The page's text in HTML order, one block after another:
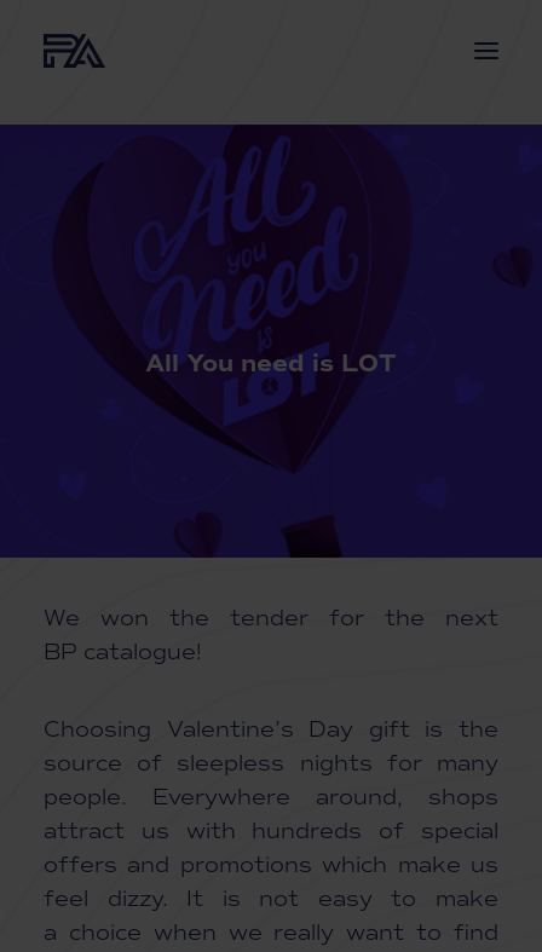
SERVICES
PROJECTS
NEWS
CONTACT
All You need is LOT
We won the tender for the next
BP catalogue!
Choosing Valentine’s Day gift is the
source of sleepless nights for many
people. Everywhere around, shops
attract us with hundreds of special
offers and promotions which make us
feel dizzy. It is not easy to make
a choice when we really want to find